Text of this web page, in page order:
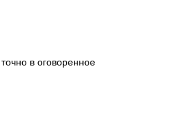
в оговоренное